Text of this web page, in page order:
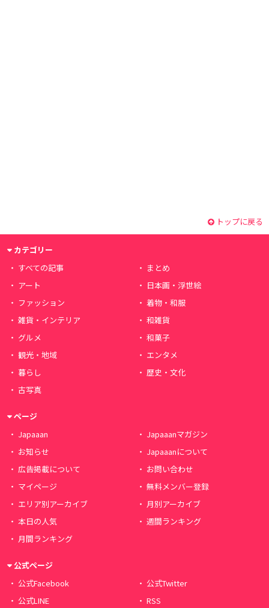
トップに戻る
カテゴリー
すべての記事
まとめ
アート
日本画・浮世絵
ファッション
着物・和服
雑貨・インテリア
和雑貨
グルメ
和菓子
観光・地域
エンタメ
暮らし
歴史・文化
古写真
ページ
Japaaan
Japaaanマガジン
お知らせ
Japaaanについて
広告掲載について
お問い合わせ
マイページ
無料メンバー登録
エリア別アーカイブ
月別アーカイブ
本日の人気
週間ランキング
月間ランキング
公式ページ
公式Facebook
公式Twitter
公式LINE
RSS